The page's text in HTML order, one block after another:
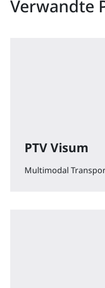
Verwandte
PTV Visum
Multimodal